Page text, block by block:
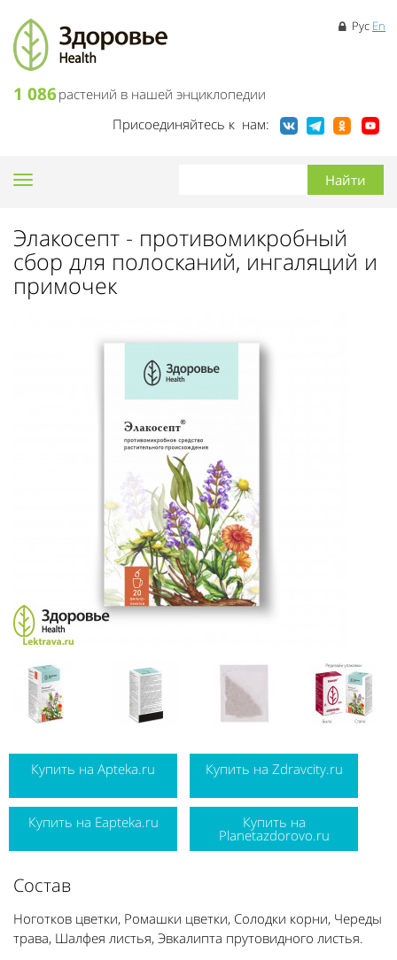
1 086растений в нашей энциклопедии
Рус En
Присоединяйтесь к нам:
Toggle
Элакосепт - противомикробный
сбор для полосканий, ингаляций и
примочек
Купить на Apteka.ru Купить на Zdravcity.ru
Купить на Eapteka.ru Купить на
Planetazdorovo.ru
Состав
Ноготков цветки, Ромашки цветки, Солодки корни, Череды
трава, Шалфея листья, Эвкалипта прутовидного листья.